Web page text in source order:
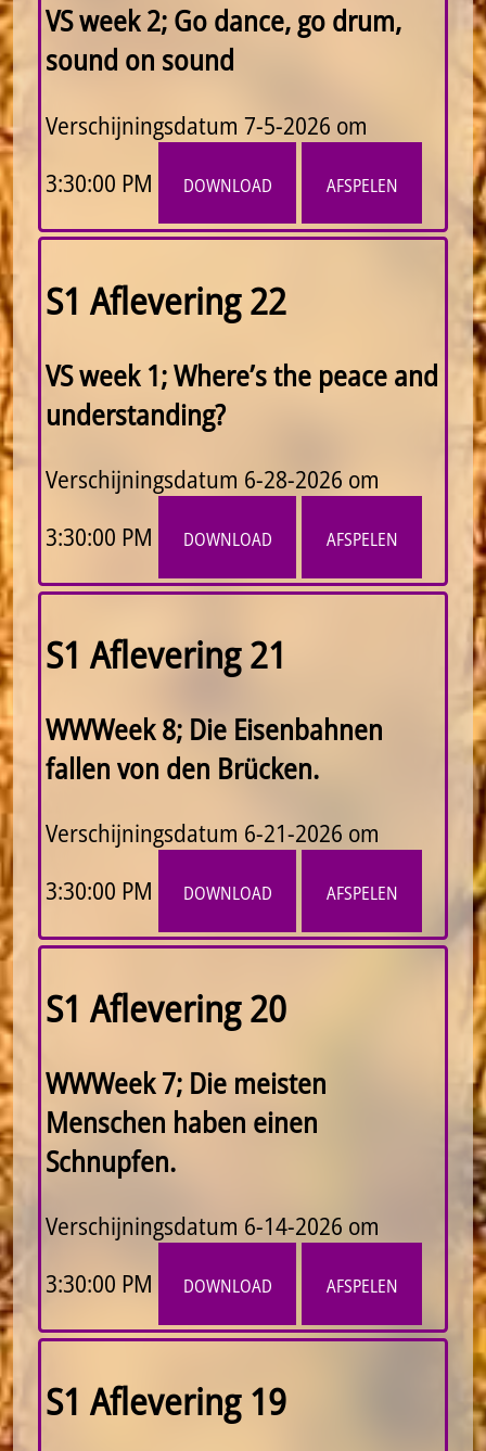
VS week 2; Go dance, go drum,
sound on sound
Verschijningsdatum7-5-2026 om
3:30:00 PM
download afspelen
S1 Aflevering 22
VS week 1; Where’s the peace and
understanding?
Verschijningsdatum 6-28-2026 om
3:30:00 PM
download afspelen
S1 Aflevering 21
WWWeek 8; Die Eisenbahnen
fallen von den Brücken.
Verschijningsdatum 6-21-2026 om
3:30:00 PM
download afspelen
S1 Aflevering 20
WWWeek 7; Die meisten
Menschen haben einen
Schnupfen.
Verschijningsdatum 6-14-2026 om
3:30:00 PM
download afspelen
S1 Aflevering 19